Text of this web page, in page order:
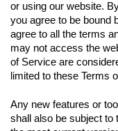
or using our website.
you agree to be bound
agree to all the terms
may not access the
of Service are
limited to these Terms
Any new features or
shall also be subject to